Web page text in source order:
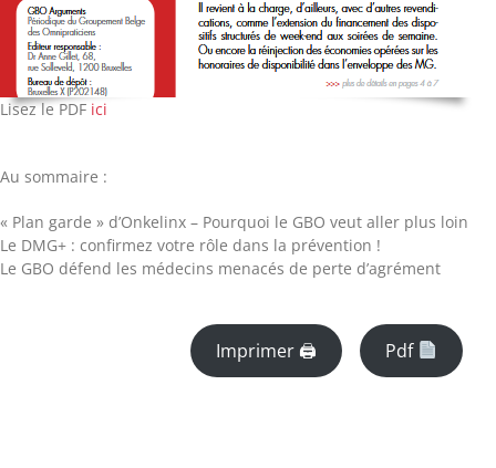
Lisez le PDF ici
Au sommaire :
« Plan garde » d’Onkelinx – Pourquoi le GBO veut aller plus loin
Le DMG+ : confirmez votre rôle dans la prévention !
Le GBO défend les médecins menacés de perte d’agrément
Imprimer 🖨 Pdf